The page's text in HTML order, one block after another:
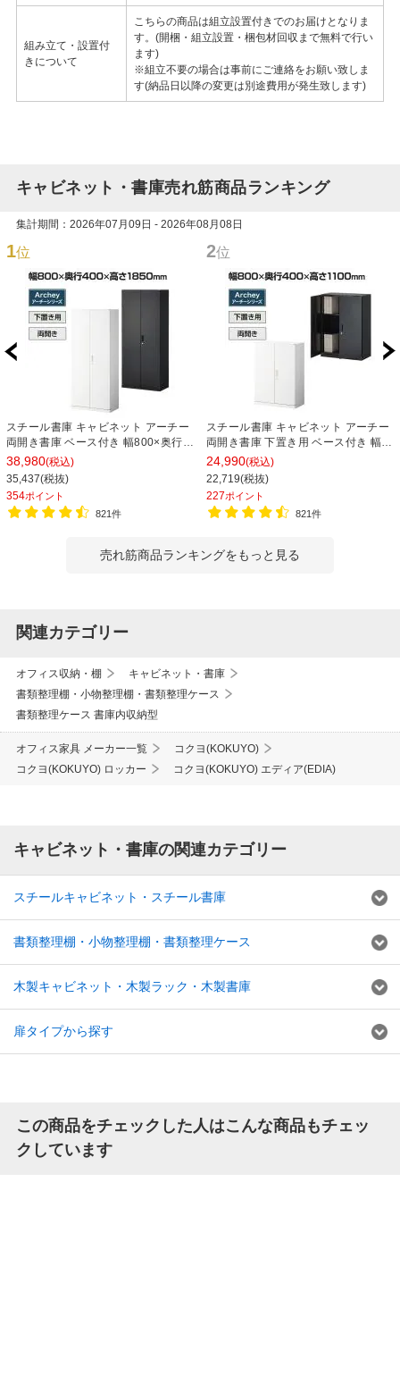
組み立て・設置付
きについて
こちらの商品は組立設置付きでのお届けとなりま
す。(開梱・組立設置・梱包材回収まで無料で行い
ます)
※組立不要の場合は事前にご連絡をお願い致しま
す(納品日以降の変更は別途費用が発生致します)
キャビネット・書庫売れ筋商品ランキング
集計期間：2026年07月09日 - 2026年08月08日
1位
スチール書庫 キャビネット アーチー
両開き書庫 ベース付き 幅800×奥行
400×高さ1850mm
38,980(税込)
35,437(税抜)
354ポイント
821件
2位
スチール書庫 キャビネット アーチー
両開き書庫 下置き用 ベース付き 幅
800×奥行400×高さ1100mm
24,990(税込)
22,719(税抜)
227ポイント
821件
売れ筋商品ランキングをもっと見る
関連カテゴリー
オフィス収納・棚
キャビネット・書庫
書類整理棚・小物整理棚・書類整理ケース
書類整理ケース 書庫内収納型
オフィス家具 メーカー一覧
コクヨ(KOKUYO)
コクヨ(KOKUYO) ロッカー
コクヨ(KOKUYO) エディア(EDIA)
キャビネット・書庫の関連カテゴリー
スチールキャビネット・スチール書庫
書類整理棚・小物整理棚・書類整理ケース
木製キャビネット・木製ラック・木製書庫
扉タイプから探す
この商品をチェックした人はこんな商品もチェッ
クしています